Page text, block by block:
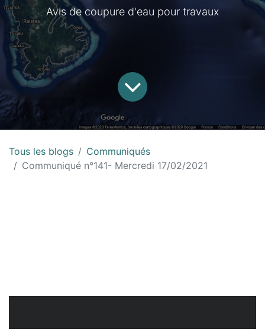
Avis de coupure d'eau pour travaux
Tous les blogs
Communiqués
Communiqué n°141- Mercredi 17/02/2021